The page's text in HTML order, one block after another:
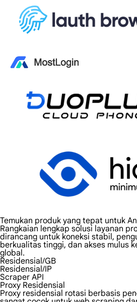
Temukan produk yang tepat untuk
Rangkaian lengkap solusi layanan
dirancang untuk koneksi stabil,
berkualitas tinggi, dan akses mulus
global.
Residensial/GB
Residensial/IP
Scraper API
Proxy Residensial
Proxy residensial rotasi berbasis